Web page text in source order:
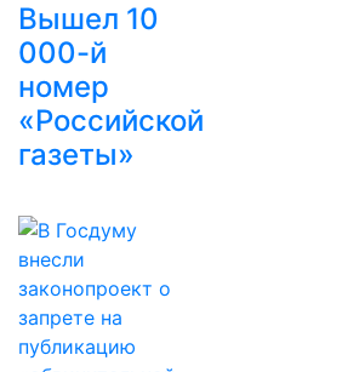
Вышел 10
000-й
номер
«Российской
газеты»